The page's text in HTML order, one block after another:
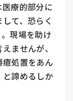
療的部分に
て、恐らく
現場を助け
ませんが、
処置をあん
諦めるしか